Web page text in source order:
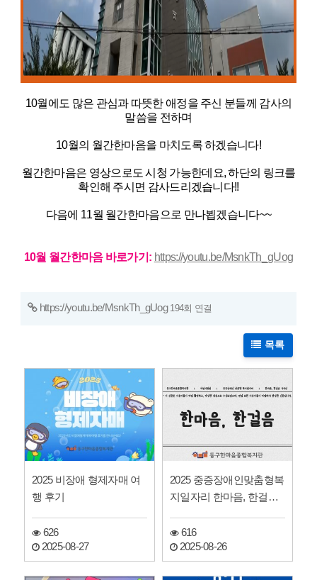
10월에도 많은 관심과 따뜻한 애정을 주신 분들께 감사의
말씀을 전하며
10월의 월간한마음을 마치도록 하겠습니다!
월간한마음은 영상으로도 시청 가능한데요, 하단의 링크를
확인해 주시면 감사드리겠습니다!!
다음에 11월 월간한마음으로 만나뵙겠습니다~~
10월 월간한마음 바로가기: https://youtu.be/MsnkTh_gUog
https://youtu.be/MsnkTh_gUog 194회 연결
목록
2025 비장애 형제자매 여
행 후기
626
2025-08-27
2025 중증장애인맞춤형복
지일자리 한마음, 한걸음
616
2025-08-26